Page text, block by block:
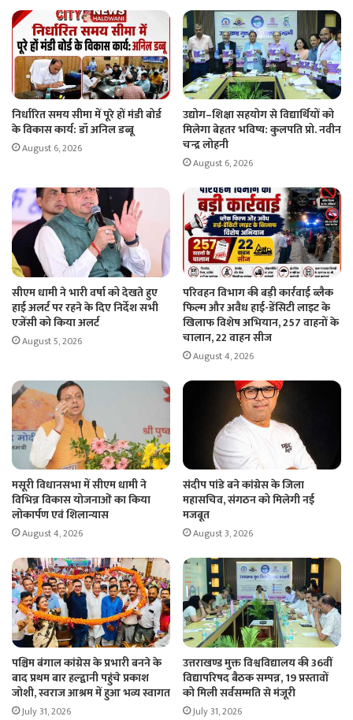
निर्धारित समय सीमा में पूरे हों मंडी बोर्ड
के विकास कार्य: डॉ अनिल डब्बू
August 6, 2026
उद्योग–शिक्षा सहयोग से विद्यार्थियों को
मिलेगा बेहतर भविष्य: कुलपति प्रो. नवीन
चन्द्र लोहनी
August 6, 2026
सीएम धामी ने भारी वर्षा को देखते हुए
हाई अलर्ट पर रहने के दिए निर्देश सभी
एजेंसी को किया अलर्ट
August 5, 2026
परिवहन विभाग की बड़ी कार्रवाई ब्लैक
फिल्म और अवैध हाई-डेंसिटी लाइट के
खिलाफ विशेष अभियान, 257 वाहनों के
चालान, 22 वाहन सीज
August 4, 2026
मसूरी विधानसभा में सीएम धामी ने
विभिन्न विकास योजनाओं का किया
लोकार्पण एवं शिलान्यास
August 4, 2026
संदीप पांडे बने कांग्रेस के जिला
महासचिव, संगठन को मिलेगी नई
मजबूत
August 3, 2026
पश्चिम बंगाल कांग्रेस के प्रभारी बनने के
बाद प्रथम बार हल्द्वानी पहुंचे प्रकाश
जोशी, स्वराज आश्रम में हुआ भव्य स्वागत
July 31, 2026
उत्तराखण्ड मुक्त विश्वविद्यालय की 36वीं
विद्यापरिषद बैठक सम्पन्न, 19 प्रस्तावों
को मिली सर्वसम्मति से मंजूरी
July 31, 2026